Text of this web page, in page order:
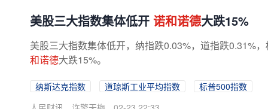
​美股三大指数集体低开 诺和诺德大跌15%
美股三大指数集体低开，纳指跌0.03%，道指跌0.31%
和诺德大跌15%。
纳斯达克指数 道琼斯工业平均指数
标普500指数